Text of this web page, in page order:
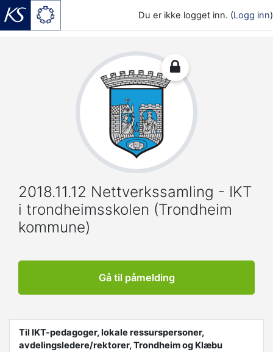
Du er ikke logget inn. (Logg inn)
2018.11.12 Nettverkssamling - IKT
i trondheimsskolen (Trondheim
kommune)
Gå til påmelding
Til IKT-pedagoger, lokale ressurspersoner,
avdelingsledere/rektorer, Trondheim og Klæbu